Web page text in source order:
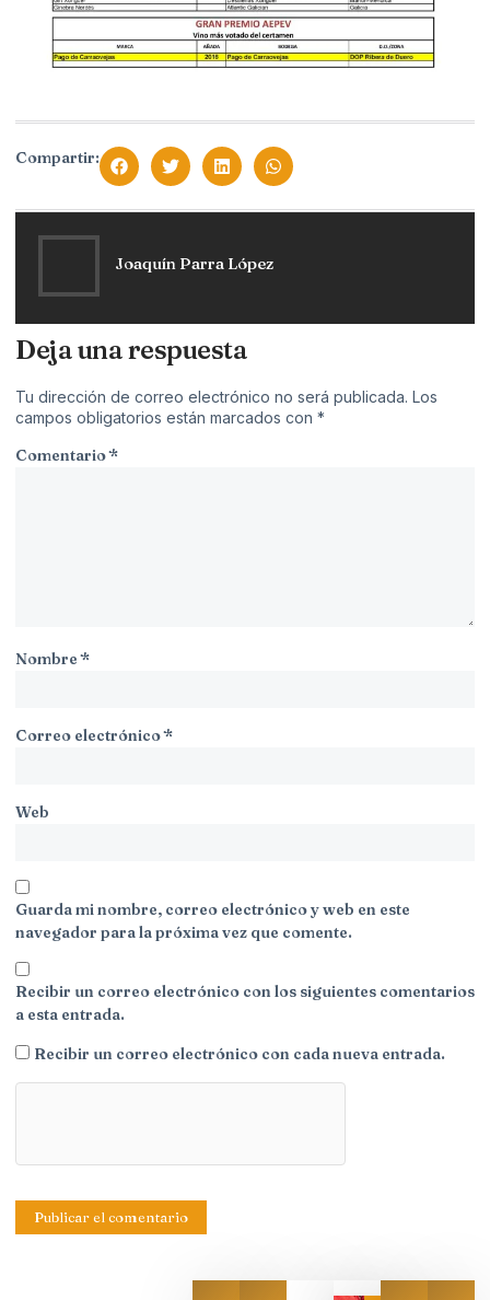
Compartir:
Joaquín Parra López
Deja una respuesta
Tu dirección de correo electrónico no será publicada. Los
campos obligatorios están marcados con *
Comentario*
Nombre*
Correo electrónico*
Web
Guarda mi nombre, correo electrónico y web en este
navegador para la próxima vez que comente.
Recibir un correo electrónico con los siguientes comentarios
a esta entrada.
Recibir un correo electrónico con cada nueva entrada.